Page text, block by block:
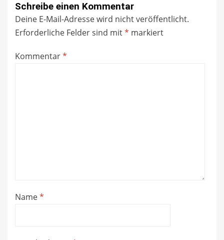
Schreibe einen Kommentar
Deine E-Mail-Adresse wird nicht veröffentlicht.
Erforderliche Felder sind mit* markiert
Kommentar*
Name*